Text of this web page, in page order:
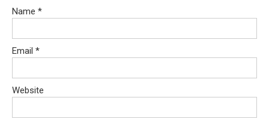
Name *
Email *
Website